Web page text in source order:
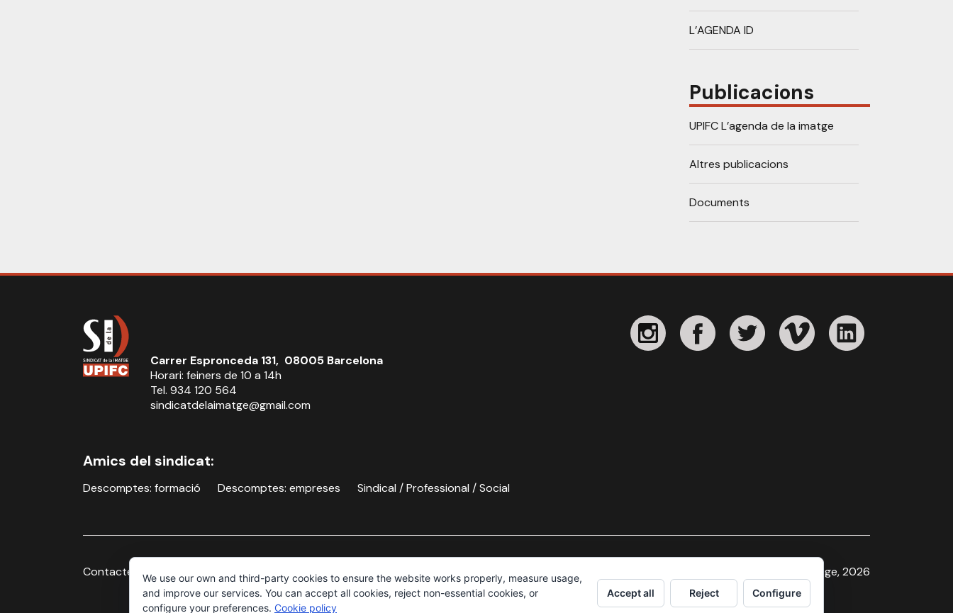
L’AGENDA ID
Publicacions
UPIFC L’agenda de la imatge
Altres publicacions
Documents
Carrer Espronceda 131, 08005 Barcelona
Horari: feiners de 10 a 14h
Tel. 934 120 564
sindicatdelaimatge@gmail.com
Amics del sindicat:
Descomptes: formació Descomptes: empreses Sindical / Professional / Social
Contacte Avís legal i política de privacitat Sindicat de la Imatge, 2026
We use our own and third-party cookies to ensure the website works properly, measure usage,
and improve our services. You can accept all cookies, reject non-essential cookies, or
configure your preferences. Cookie policy
Accept all Reject Configure